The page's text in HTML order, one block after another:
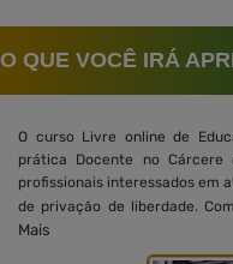
O QUE VOCÊ IRÁ
O curso Livre online de
prática Docente no Cárcere
profissionais interessados em
de privação de liberdade.
Mais